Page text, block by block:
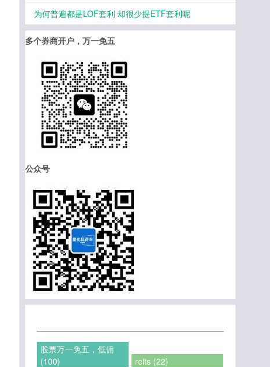
为何普遍都是LOF套利 却很少提ETF套利呢
多个券商开户，万一免五
公众号
股票万一免五，低佣
(100)
reits (22)